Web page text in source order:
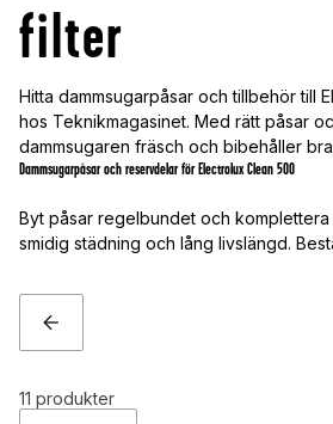
filter
Hitta dammsugarpåsar och tillbehör till
hos Teknikmagasinet. Med rätt påsar
dammsugaren fräsch och bibehåller
Dammsugarpåsar och reservdelar för Electrolux Clean 500
Byt påsar regelbundet och
smidig städning och lång livslängd.
TILLBAKA
11 produkter